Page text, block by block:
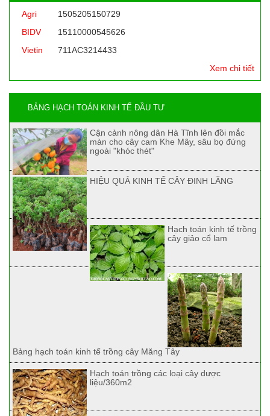
Agri
1505205150729
BIDV
15110000545626
Vietin
711AC3214433
Xem chi tiết
BẢNG HẠCH TOÁN KINH TẾ ĐẦU TƯ
Cận cảnh nông dân Hà Tĩnh lên đồi mắc
màn cho cây cam Khe Mây, sâu bọ đứng
ngoài "khóc thét"
HIỆU QUẢ KINH TẾ CÂY ĐINH LĂNG
Hạch toán kinh tế trồng
cây giảo cổ lam
Bảng hạch toán kinh tế trồng cây Măng Tây
Hạch toán trồng các loại cây dược
liệu/360m2